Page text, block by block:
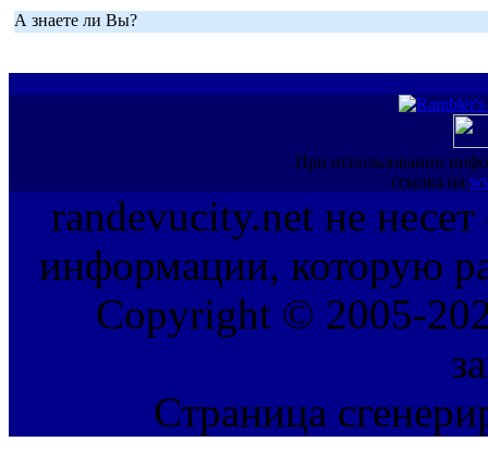
А знаете ли Вы?
При использовании
ссылка на
randevucity.net не несет
информации, которую
Copyright © 2005-
Страница